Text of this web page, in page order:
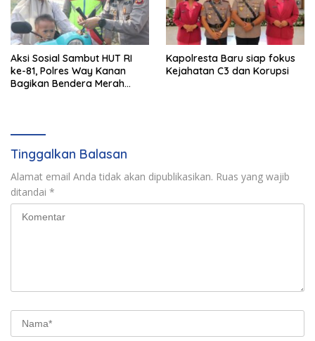
Aksi Sosial Sambut HUT RI
ke-81, Polres Way Kanan
Bagikan Bendera Merah
Kapolresta Baru siap fokus
Kejahatan C3 dan Korupsi
Tinggalkan Balasan
Alamat email Anda tidak akan dipublikasikan. Ruas yang wajib
ditandai *